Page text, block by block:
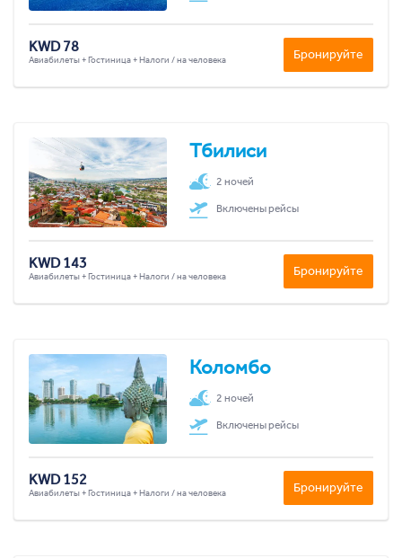
KWD 78
Авиабилеты + Гостиница + Налоги / на человека Бронируйте
Тбилиси
2 ночей
Включены рейсы
KWD 143
Авиабилеты + Гостиница + Налоги / на человека Бронируйте
Коломбо
2 ночей
Включены рейсы
KWD 152
Авиабилеты + Гостиница + Налоги / на человека Бронируйте